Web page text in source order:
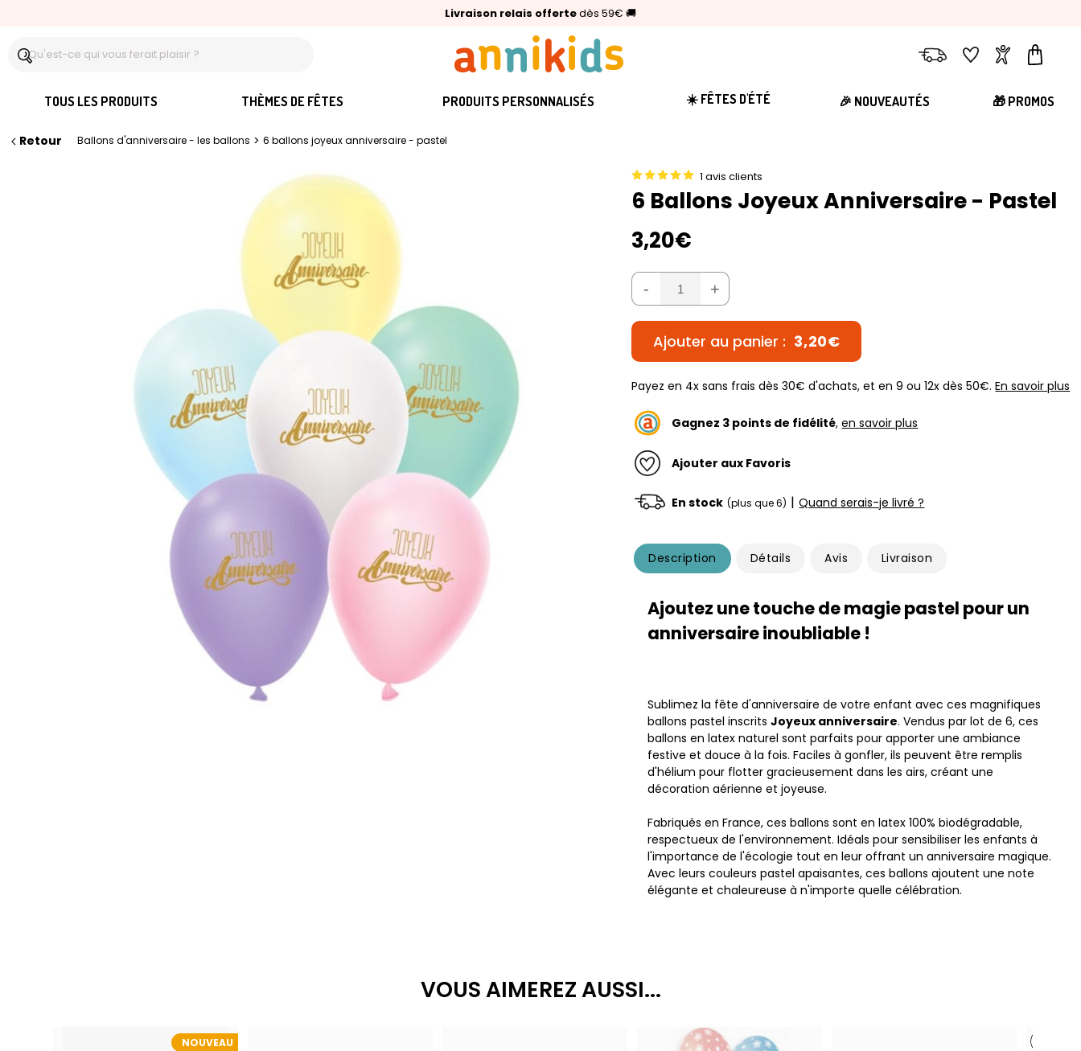
Livraison relais offertedès 59€ 🚚
🥇Palmarès Capital 2025 :Annikids N°1
⭐⭐⭐⭐⭐4,6/5(24 000 avis clients)
LivraisonFavorisComptePanier
TOUS LES PRODUITS THÈMES DE FÊTES PRODUITS PERSONNALISÉS ☀️ FÊTES D'ÉTÉ 🎉 NOUVEAUTÉS 🎁 PROMOS
Retour Ballons d'anniversaire - les ballons > 6 ballons joyeux anniversaire - pastel
1 avis clients
6 Ballons Joyeux Anniversaire - Pastel
3,20€
- +
Ajouter au panier : 3,20€
Payez en 4x sans frais dès 30€ d'achats, et en 9 ou 12x dès 50€.En savoir plus
Gagnez 3 points de fidélité,en savoir plus
Ajouter aux Favoris
En stock (plus que 6) | Quand serais-je livré ?
Description Détails Avis Livraison
Ajoutez une touche de magie pastel pour un
anniversaire inoubliable !
Sublimez la fête d'anniversaire de votre enfant avec ces magnifiques
ballons pastel inscritsJoyeux anniversaire. Vendus par lot de 6, ces
ballons en latex naturel sont parfaits pour apporter une ambiance
festive et douce à la fois. Faciles à gonfler, ils peuvent être remplis
d'hélium pour flotter gracieusement dans les airs, créant une
décoration aérienne et joyeuse.
Fabriqués en France, ces ballons sont en latex 100% biodégradable,
respectueux de l'environnement. Idéals pour sensibiliser les enfants à
l'importance de l'écologie tout en leur offrant un anniversaire magique.
Avec leurs couleurs pastel apaisantes, ces ballons ajoutent une note
élégante et chaleureuse à n'importe quelle célébration.
VOUS AIMEREZ AUSSI...
NOUVEAU